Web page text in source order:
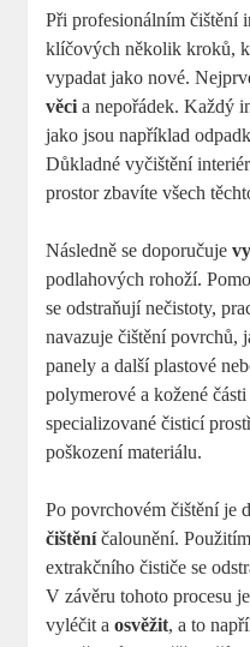
Při profesionálním čištění
klíčových několik kroků,
vypadat jako nové.
věci a nepořádek. Každý
jako jsou například
Důkladné vyčištění
prostor zbavíte všech
Následně se doporučuje
podlahových rohoží.
se odstraňují nečistoty,
navazuje čištění povrchů,
panely a další plastové
polymerové a kožené
specializované čisticí
poškození materiálu.
Po povrchovém čištění je
čištěníčalounění.
extrakčního čističe se
V závěru tohoto procesu
vyléčit aosvěžit, a to